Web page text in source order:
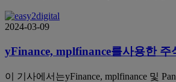
2024-03-09
yFinance, mplfinance를사용한
이 기사에서는yFinance, mplfinance 및